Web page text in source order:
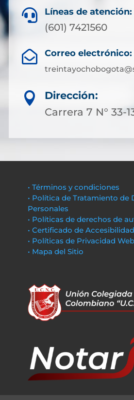
 Líneas de atención:
(601) 7421560
 Correo electrónico:

Dirección:
Carrera 7 N° 33-
• Términos y condiciones
• Política de Tratamiento de
Personales
• Políticas de derechos de
• Certificado de Accesibilidad
• Políticas de Privacidad Web
• Mapa del Sitio